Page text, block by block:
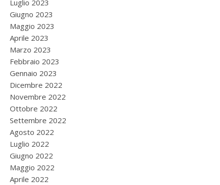
Luglio 2023
Giugno 2023
Maggio 2023
Aprile 2023
Marzo 2023
Febbraio 2023
Gennaio 2023
Dicembre 2022
Novembre 2022
Ottobre 2022
Settembre 2022
Agosto 2022
Luglio 2022
Giugno 2022
Maggio 2022
Aprile 2022